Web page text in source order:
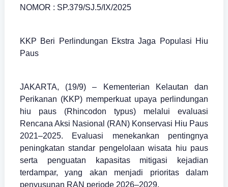
NOMOR : SP.379/SJ.5/IX/2025
KKP Beri Perlindungan Ekstra Jaga Populasi Hiu
Paus
JAKARTA, (19/9) – Kementerian Kelautan dan
Perikanan (KKP) memperkuat upaya perlindungan
hiu paus (Rhincodon typus) melalui evaluasi
Rencana Aksi Nasional (RAN) Konservasi Hiu Paus
2021–2025. Evaluasi menekankan pentingnya
peningkatan standar pengelolaan wisata hiu paus
serta penguatan kapasitas mitigasi kejadian
terdampar, yang akan menjadi prioritas dalam
penyusunan RAN periode 2026–2029.